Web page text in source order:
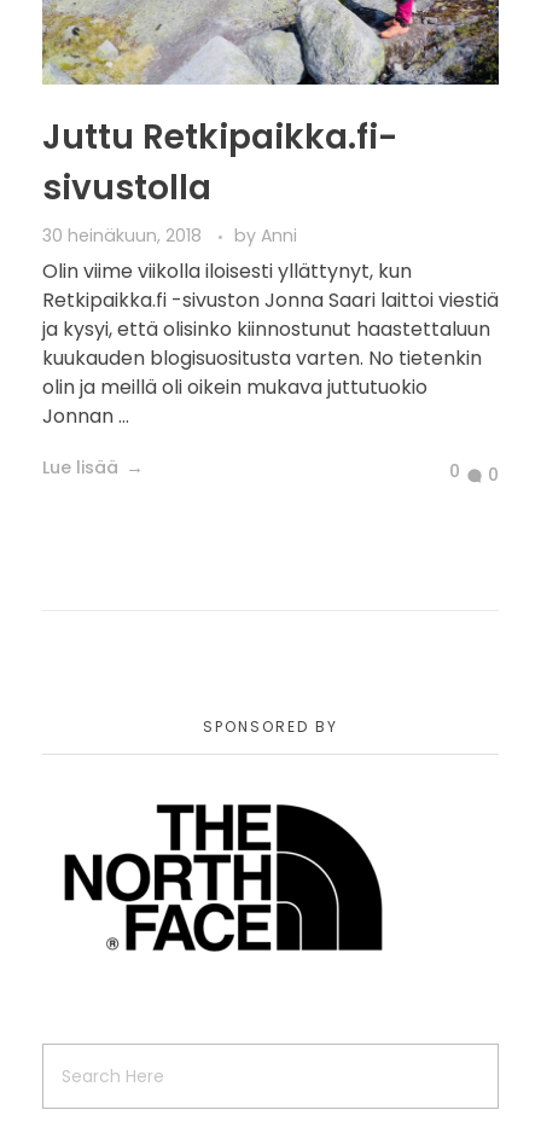
Juttu Retkipaikka.fi-
sivustolla
30 heinäkuun, 2018 by Anni
Olin viime viikolla iloisesti yllättynyt, kun
Retkipaikka.fi -sivuston Jonna Saari laittoi viestiä
ja kysyi, että olisinko kiinnostunut haastettaluun
kuukauden blogisuositusta varten. No tietenkin
olin ja meillä oli oikein mukava juttutuokio
Jonnan ...
Lue lisää 0 0
SPONSORED BY